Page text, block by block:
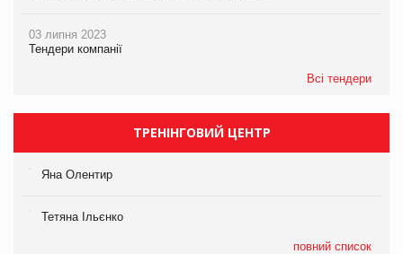
03 липня 2023
Тендери компанії
Всі тендери
ТРЕНІНГОВИЙ ЦЕНТР
Яна Олентир
Тетяна Ільєнко
повний список